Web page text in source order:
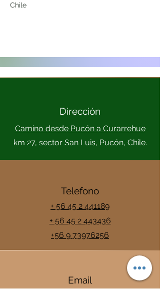
Chile
Dirección
Camino desde Pucón a Curarrehue
km 27, sector San Luis, Pucón, Chile.
Telefono
+ 56 45 2 441189
+ 56 45 2 443436
+56 9 73976256
Email